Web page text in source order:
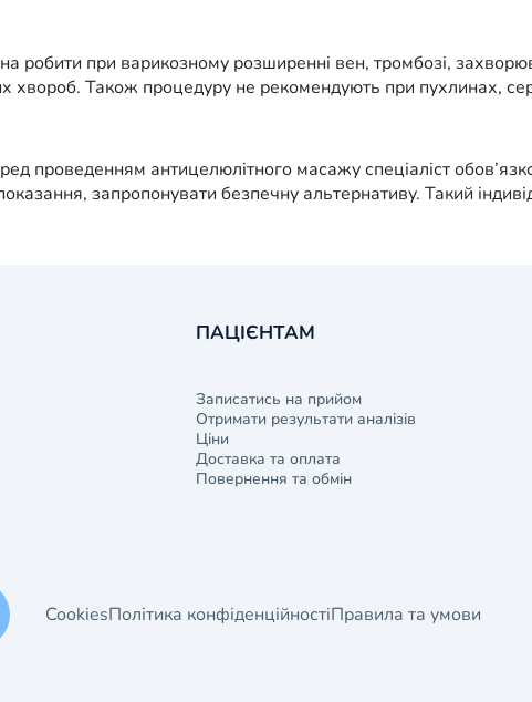
робити при варикозному розширенні вен, тромбозі,
хвороб. Також процедуру не рекомендують при пухлинах,
проведенням антицелюлітного масажу спеціаліст
запропонувати безпечну альтернативу. Такий
ПАЦІЄНТАМ
Записатись на прийом
Отримати результати аналізів
Ціни
Доставка та оплата
Повернення та обмін
CookiesПолітика конфіденційностіПравила та умови